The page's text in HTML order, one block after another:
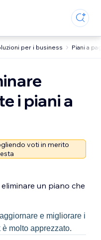
per i business Piani a
i piani a
voti in merito
un piano che
e migliorare i
molto apprezzato.